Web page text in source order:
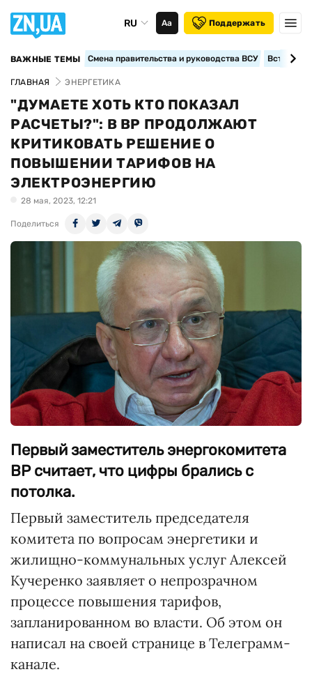
RU Аа Поддержать
ВАЖНЫЕ ТЕМЫ Смена правительства и руководства ВСУ
ГЛАВНАЯ ЭНЕРГЕТИКА
"ДУМАЕТЕ ХОТЬ КТО ПОКАЗАЛ
РАСЧЕТЫ?": В ВР ПРОДОЛЖАЮТ
КРИТИКОВАТЬ РЕШЕНИЕ О
ПОВЫШЕНИИ ТАРИФОВ НА
ЭЛЕКТРОЭНЕРГИЮ
28 мая, 2023, 12:21
Поделиться
Первый заместитель энергокомитета
ВР считает, что цифры брались с
потолка.
Первый заместитель председателя
комитета по вопросам энергетики и
жилищно-коммунальных услуг Алексей
Кучеренко заявляет о непрозрачном
процессе повышения тарифов,
запланированном во власти. Об этом он
написал на своей странице в Телеграмм-
канале.